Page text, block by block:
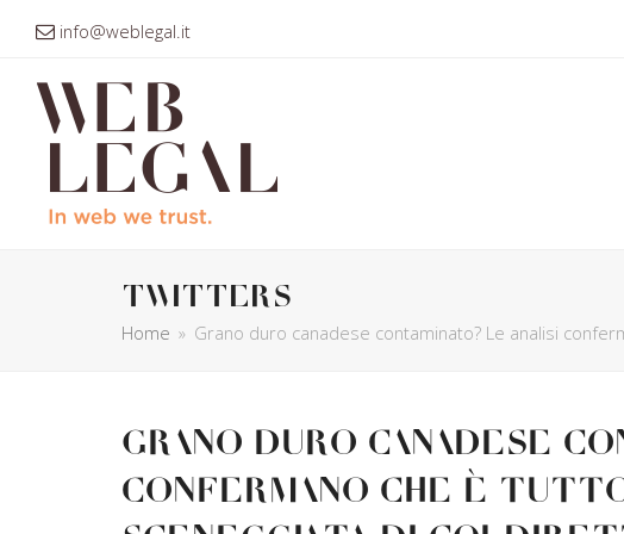
info@weblegal.it
twitters
Home » Grano duro canadese contaminato? Le analisi
Grano duro canadese
confermano che è tutto